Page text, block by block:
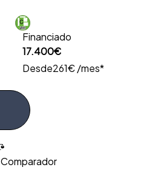
Financiado
17.400€
Desde261€ /mes*
Comparador